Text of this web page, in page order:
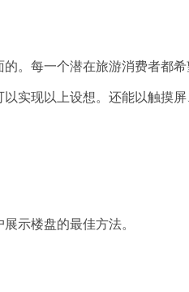
。每一个潜在旅游消费者都
实现以上设想。还能以触摸
示楼盘的最佳方法。